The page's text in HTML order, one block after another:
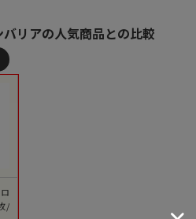
リアの人気商品との比較
/